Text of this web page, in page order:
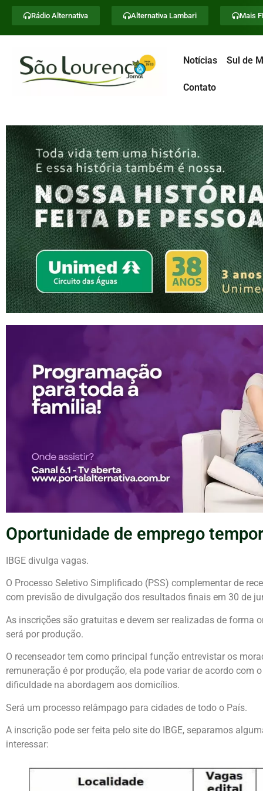
Rádio Alternativa Alternativa Lambari Mais
Notícias Sul de
Contato
Oportunidade de emprego
IBGE divulga vagas.
O Processo Seletivo Simplificado (PSS) complementar de
com previsão de divulgação dos resultados finais em 30 de
As inscrições são gratuitas e devem ser realizadas de forma
será por produção.
O recenseador tem como principal função entrevistar os
remuneração é por produção, ela pode variar de acordo com
dificuldade na abordagem aos domicílios.
Será um processo relâmpago para cidades de todo o País.
A inscrição pode ser feita pelo site do IBGE, separamos
interessar: